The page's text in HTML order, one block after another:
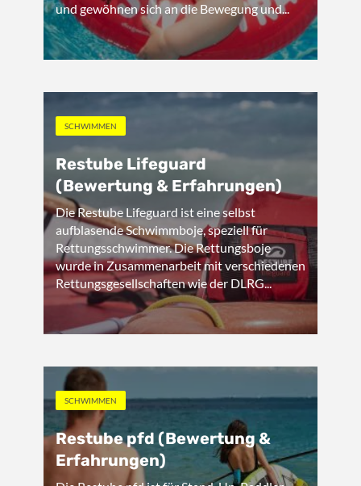
und gewöhnen sich an die Bewegung und...
SCHWIMMEN
Restube Lifeguard
(Bewertung & Erfahrungen)
Die Restube Lifeguard ist eine selbst
aufblasende Schwimmboje, speziell für
Rettungsschwimmer. Die Rettungsboje
wurde in Zusammenarbeit mit verschiedenen
Rettungsgesellschaften wie der DLRG...
SCHWIMMEN
Restube pfd (Bewertung &
Erfahrungen)